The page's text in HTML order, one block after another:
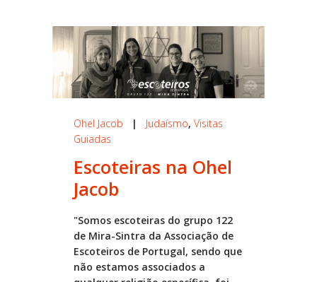
Ohel Jacob | Judaísmo, Visitas
Guiadas
Escoteiras na Ohel
Jacob
"Somos escoteiras do grupo 122
de Mira-Sintra da Associação de
Escoteiros de Portugal, sendo que
não estamos associados a